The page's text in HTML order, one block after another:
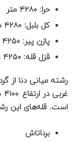
حرا: ۴۲۸۰ متر
کل بلبل: ۴۲۸۰ متر
پازن پیر: ۴۲۵۰ متر
قزل قله: ۴۲۵۰ متر
است. قله‌های این
برداتاش